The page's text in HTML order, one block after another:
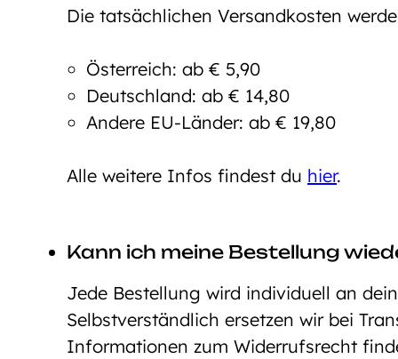
Die tatsächlichen Versandkosten
Österreich: ab € 5,90
Deutschland: ab € 14,80
Andere EU-Länder: ab € 19,80
Alle weitere Infos findest du hier.
Kann ich meine Bestellung
Jede Bestellung wird individuell an
Selbstverständlich ersetzen wir bei
Informationen zum Widerrufsrecht